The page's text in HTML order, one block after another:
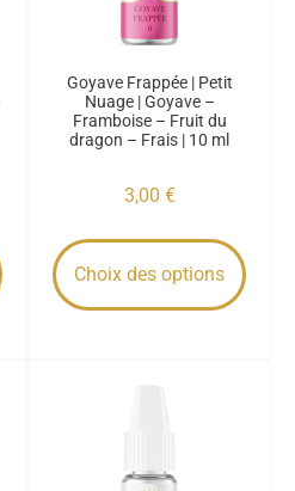
Goyave Frappée | Petit
Nuage | Goyave –
Framboise – Fruit du
dragon – Frais | 10 ml
3,00 €
Choix des options